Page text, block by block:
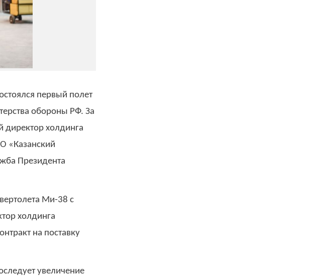
первый полет
обороны РФ. За
холдинга
«Казанский
Президента
Ми-38 с
холдинга
на поставку
увеличение